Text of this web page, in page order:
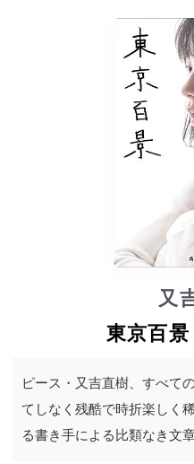
又
東京百
ピース・又吉直樹、すべて
てしなく残酷で時折楽しく
る書き手による比類なき文